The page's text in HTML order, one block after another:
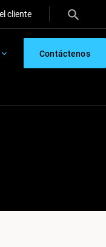
cliente
Contáctenos